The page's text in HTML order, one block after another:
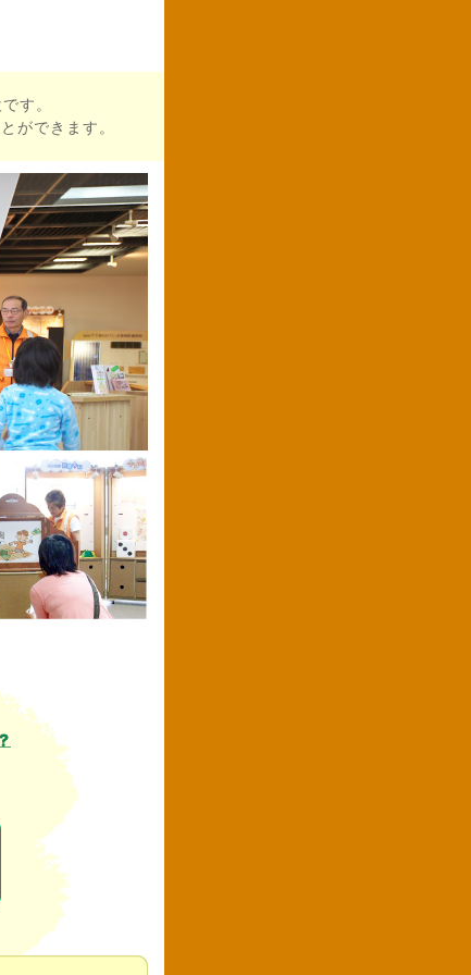
す。
ができます。